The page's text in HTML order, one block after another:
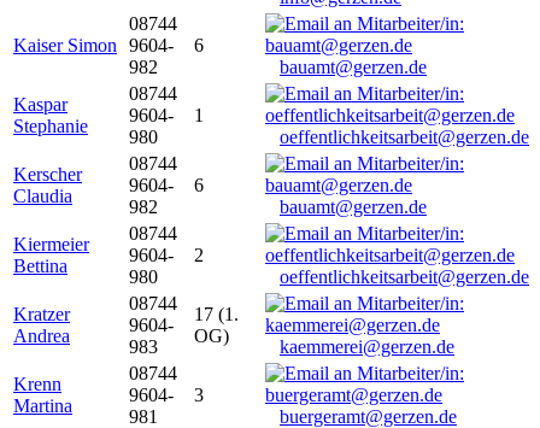
Kaiser Simon
08744
9604-
982
6
bauamt@gerzen.de
Kaspar
Stephanie
08744
9604-
980
1
oeffentlichkeitsarbeit@gerzen.de
Kerscher
Claudia
08744
9604-
982
6
bauamt@gerzen.de
Kiermeier
Bettina
08744
9604-
980
2
oeffentlichkeitsarbeit@gerzen.de
Kratzer
Andrea
08744
9604-
983
17 (1.
OG)
kaemmerei@gerzen.de
Krenn
Martina
08744
9604-
981
3
buergeramt@gerzen.de